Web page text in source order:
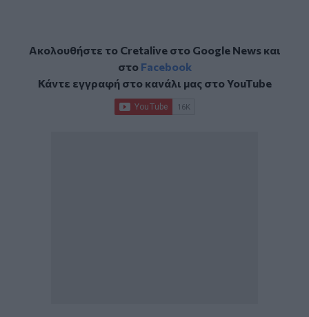
Ακολουθήστε το Cretalive στο Google Newsκαι
στο Facebook
Κάντε εγγραφή στο κανάλι μας στοYouTube